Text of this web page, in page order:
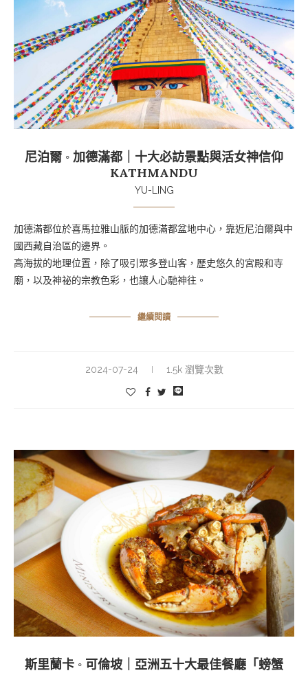
尼泊爾 ◦ 加德滿都｜十大必訪景點與活女神信仰
KATHMANDU
YU-LING
加德滿都位於喜馬拉雅山脈的加德滿都盆地中心，靠近尼泊爾與中
國西藏自治區的邊界。
高海拔的地理位置，除了吸引眾多登山客，歷史悠久的宮殿和寺
廟，以及神祕的宗教色彩，也讓人心馳神往。
繼續閱讀
2024-07-24 1.5k 瀏覽次數
斯里蘭卡 ◦ 可倫坡｜亞洲五十大最佳餐廳「螃蟹